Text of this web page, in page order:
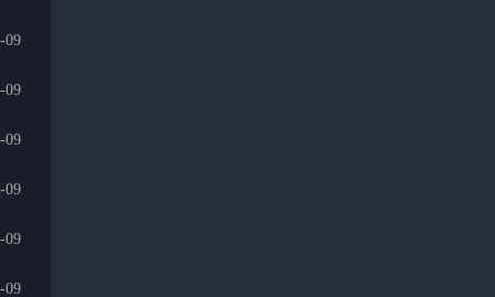
09
09
09
09
09
09